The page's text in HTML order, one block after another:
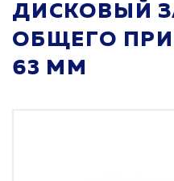
ДИСКОВЫЙ
ОБЩЕГО
63 ММ